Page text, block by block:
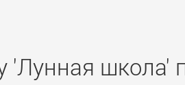
'Лунная школа'